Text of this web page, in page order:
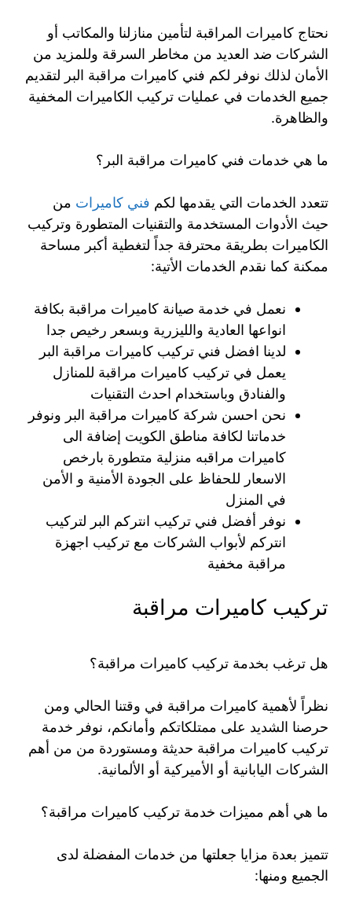
نحتاج كاميرات المراقبة لتأمين منازلنا والمكاتب أو
الشركات ضد العديد من مخاطر السرقة وللمزيد من
الأمان لذلك نوفر لكم فني كاميرات مراقبة البر لتقديم
جميع الخدمات في عمليات تركيب الكاميرات المخفية
والظاهرة.
ما هي خدمات فني كاميرات مراقبة البر؟
تتعدد الخدمات التي يقدمها لكم فني كاميرات من
حيث الأدوات المستخدمة والتقنيات المتطورة وتركيب
الكاميرات بطريقة محترفة جداً لتغطية أكبر مساحة
ممكنة كما نقدم الخدمات الأتية:
نعمل في خدمة صيانة كاميرات مراقبة بكافة
انواعها العادية والليزرية وبسعر رخيص جدا
لدينا افضل فني تركيب كاميرات مراقبة البر
يعمل في تركيب كاميرات مراقبة للمنازل
والفنادق وباستخدام احدث التقنيات
نحن احسن شركة كاميرات مراقبة البر ونوفر
خدماتنا لكافة مناطق الكويت إضافة الى
كاميرات مراقبه منزلية متطورة بارخص
الاسعار للحفاظ على الجودة الأمنية و الأمن
في المنزل
نوفر أفضل فني تركيب انتركم البر لتركيب
انتركم لأبواب الشركات مع تركيب اجهزة
مراقبة مخفية
تركيب كاميرات مراقبة
هل ترغب بخدمة تركيب كاميرات مراقبة؟
نظراً لأهمية كاميرات مراقبة في وقتنا الحالي ومن
حرصنا الشديد على ممتلكاتكم وأمانكم، نوفر خدمة
تركيب كاميرات مراقبة حديثة ومستوردة من من أهم
الشركات اليابانية أو الأميركية أو الألمانية.
ما هي أهم مميزات خدمة تركيب كاميرات مراقبة؟
تتميز بعدة مزايا جعلتها من خدمات المفضلة لدى
الجميع ومنها: